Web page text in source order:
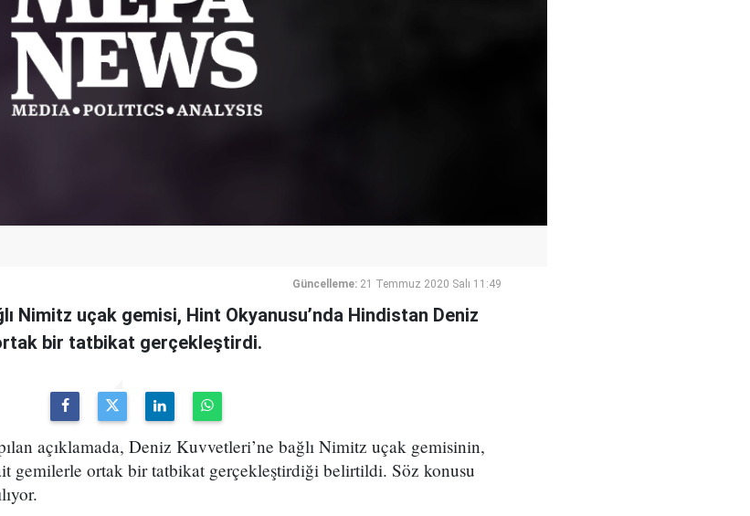
Güncelleme: 21 Temmuz 2020 Salı 11:49
Nimitz uçak gemisi, Hint Okyanusu’nda Hindistan Deniz
bir tatbikat gerçekleştirdi.
açıklamada, Deniz Kuvvetleri’ne bağlı Nimitz uçak gemisinin,
gemilerle ortak bir tatbikat gerçekleştirdiği belirtildi. Söz konusu